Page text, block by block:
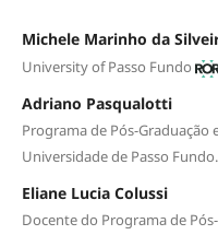
Michele Marinho da
University of Passo Fundo
Adriano Pasqualotti
Programa de Pós-
Universidade de Passo Fundo.
Eliane Lucia Colussi
Docente do Programa de